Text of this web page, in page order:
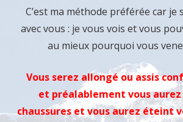
C’est ma méthode préférée car je
avec vous : je vous vois et vous
au mieux pourquoi vous
Vous serez allongé ou assis
et préalablement vous aurez
chaussures et vous aurez éteint